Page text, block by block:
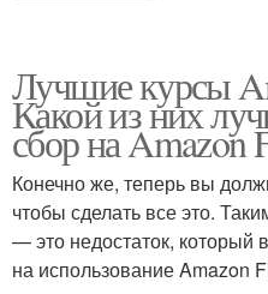
Лучшие курсы
Какой из них
сбор на Amazon
Конечно же, теперь вы
чтобы сделать все это.
— это недостаток, который
на использование Amazon